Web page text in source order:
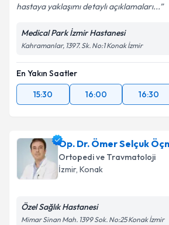
hastaya yaklaşımı detaylı açıklamaları...
Medical Park İzmir Hastanesi
Kahramanlar, 1397. Sk. No:1 Konak İzmir
En Yakın Saatler
15:30
16:00 16:30
Op. Dr. Ömer Selçuk
Ortopedi ve Travmatoloji
İzmir, Konak
Özel Sağlık Hastanesi
Mimar Sinan Mah. 1399 Sok. No:25 Konak İzmir